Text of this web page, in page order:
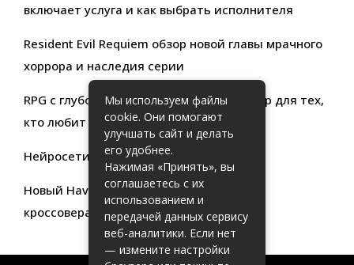
включает услуга и как выбрать исполнителя
Resident Evil Requiem обзор новой главы мрачного
хоррора и наследия серии
RPG с глубокой кастомизацией обзор игр для тех,
кто любит свободу выбора
Нейросети для продуктивности
Новый Haval Jolion: обзор современного
кроссовера для активной жизни
Мы используем файлы
cookie. Они помогают
улучшать сайт и делать
его удобнее.
Нажимая «Принять», вы
соглашаетесь с их
использованием и
передачей данных сервису
веб-аналитики. Если нет
— измените настройки